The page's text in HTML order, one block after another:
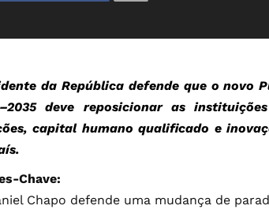
da República defende que o novo
deve reposicionar as
capital humano qualificado e
Chave:
Chapo defende uma mudança de